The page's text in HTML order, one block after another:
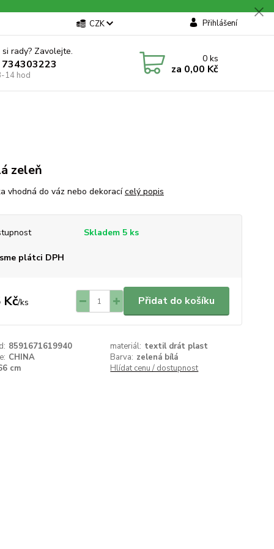
CZK Přihlášení
rady? Zavolejte.
14 hod
0ks
za 0,00 Kč
zeleň
vhodná do váz nebo dekoracícelý popis
Skladem 5 ks
plátci DPH
Kč/ks Přidat do košíku
8591671619940 materiál: textil drát plast
CHINA Barva: zelená bílá
cm Hlídat cenu / dostupnost